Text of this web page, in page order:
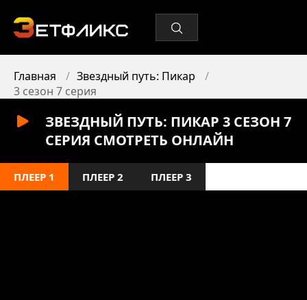
Главная
Звездный путь: Пикар
3 сезон 7 серия
ЗВЕЗДНЫЙ ПУТЬ: ПИКАР 3 СЕЗОН 7
СЕРИЯ СМОТРЕТЬ ОНЛАЙН
ПЛЕЕР 1 ПЛЕЕР 2 ПЛЕЕР 3